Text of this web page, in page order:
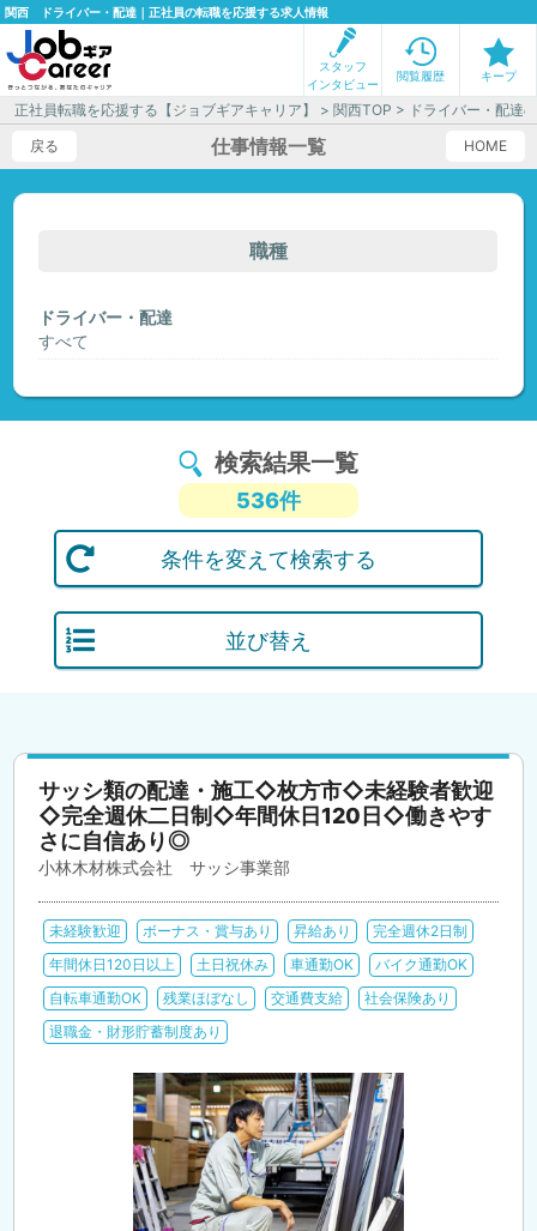
関西 ドライバー・配達｜正社員の転職を応援する求人情報
スタッフ
インタビュー
閲覧履歴 キープ
正社員転職を応援する【ジョブギアキャリア】 >関西TOP > ドライバー・配達
戻る
HOME
仕事情報一覧
職種
ドライバー・配達
すべて
検索結果一覧
536件
条件を変えて検索する
並び替え
サッシ類の配達・施工◇枚方市◇未経験者歓迎
◇完全週休二日制◇年間休日120日◇働きやす
さに自信あり◎
小林木材株式会社 サッシ事業部
未経験歓迎 ボーナス・賞与あり 昇給あり
完全週休2日制
年間休日120日以上
土日祝休み 車通勤OK
バイク通勤OK
自転車通勤OK
残業ほぼなし 交通費支給
社会保険あり
退職金・財形貯蓄制度あり